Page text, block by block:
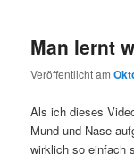
Man lernt
Veröffentlicht am
Als ich dieses
Mund und Nase
wirklich so einfach